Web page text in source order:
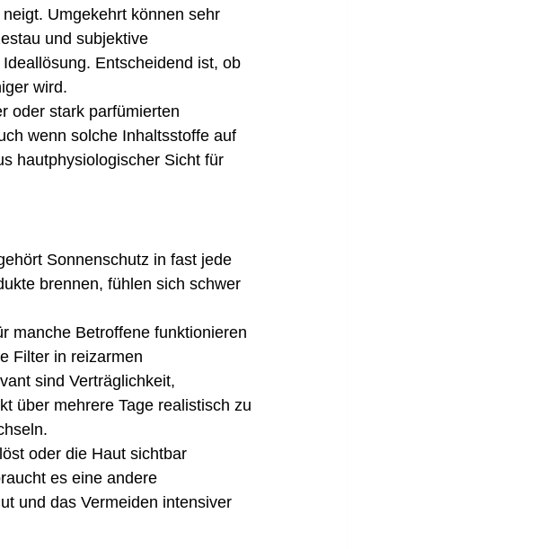
Umgekehrt können sehr
und subjektive
Entscheidend ist, ob
wird.
oder stark parfümierten
wenn solche Inhaltsstoffe auf
hautphysiologischer Sicht für
Sonnenschutz in fast jede
brennen, fühlen sich schwer
manche Betroffene funktionieren
Filter in reizarmen
sind Verträglichkeit,
über mehrere Tage realistisch zu
oder die Haut sichtbar
es eine andere
und das Vermeiden intensiver